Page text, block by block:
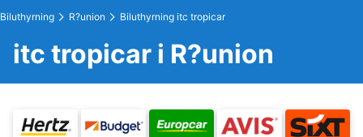
Biluthyrning R?union Biluthyrning itc tropicar
itc tropicar i R?union